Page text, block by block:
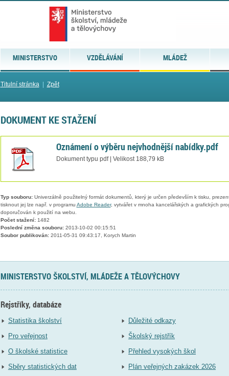
MINISTERSTVO VZDĚLÁVÁNÍ MLÁDEŽ
Titulní stránka| Zpět
DOKUMENT KE STAŽENÍ
Oznámení o výběru nejvhodnější nabídky.pdf
Dokument typu pdf | Velikost 188,79 kB
Typ souboru:Univerzálně použitelný formát dokumentů, který je určen především k tisku,
tisknout jej lze např. v programu Adobe Reader, vytvářet v mnoha kancelářských a grafických
doporučován k použití na webu.
Počet stažení:1482
Poslední změna souboru:2013-10-02 00:15:51
Soubor publikován:2011-05-31 09:43:17, Korych Martin
MINISTERSTVO ŠKOLSTVÍ, MLÁDEŽE A TĚLOVÝCHOVY
Rejstříky, databáze
Statistika školství
Pro veřejnost
O školské statistice
Sběry statistických dat
Důležité odkazy
Školský rejstřík
Přehled vysokých škol
Plán veřejných zakázek 2026